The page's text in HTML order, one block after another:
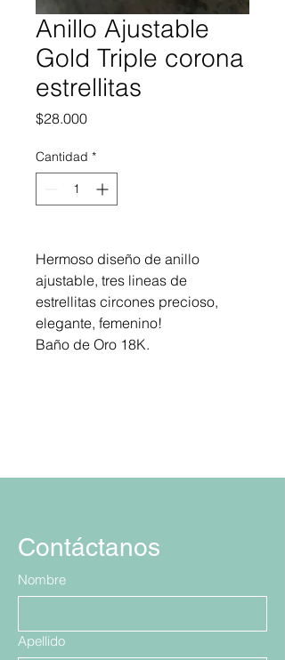
Anillo Ajustable
Gold Triple corona
estrellitas
$28.000Precio
Cantidad *
Hermoso diseño de anillo
ajustable, tres lineas de
estrellitas circones precioso,
elegante, femenino!
Baño de Oro 18K.
Contáctanos
Nombre
Apellido